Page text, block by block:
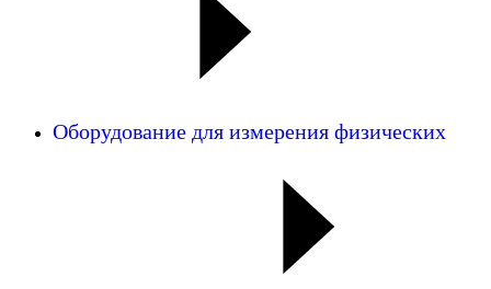
Оборудование для измерения физических